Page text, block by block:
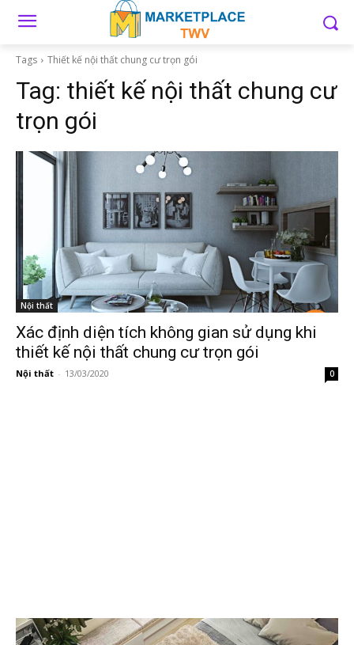
Tags Thiết kế nội thất chung cư trọn gói
Tag: thiết kế nội thất chung cư
trọn gói
Nội thất
Xác định diện tích không gian sử dụng khi
thiết kế nội thất chung cư trọn gói
Nội thất - 13/03/2020 0